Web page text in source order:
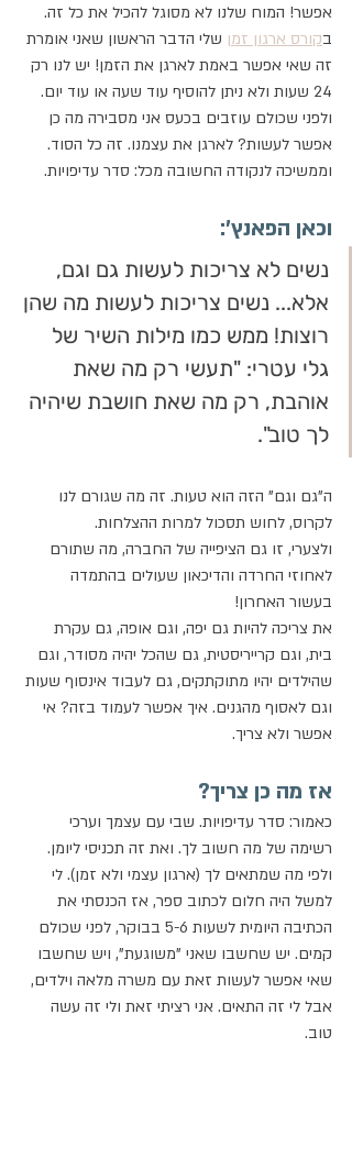
אפשר! המוח שלנו לא מסוגל להכיל את כל זה.
בקורס ארגון זמן שלי הדבר הראשון שאני אומרת
זה שאי אפשר באמת לארגן את הזמן! יש לנו רק
24 שעות ולא ניתן להוסיף עוד שעה או עוד יום.
ולפני שכולם עוזבים בכעס אני מסבירה מה כן
אפשר לעשות? לארגן את עצמנו. זה כל הסוד.
וממשיכה לנקודה החשובה מכל: סדר עדיפויות.
וכאן הפאנץ':
נשים לא צריכות לעשות גם וגם,
אלא... נשים צריכות לעשות מה שהן
רוצות! ממש כמו מילות השיר של
גלי עטרי: "תעשי רק מה שאת
אוהבת, רק מה שאת חושבת שיהיה
לך טוב".
ה"גם וגם" הזה הוא טעות. זה מה שגורם לנו
לקרוס, לחוש תסכול למרות ההצלחות.
ולצערי, זו גם הציפייה של החברה, מה שתורם
לאחוזי החרדה והדיכאון שעולים בהתמדה
בעשור האחרון!
את צריכה להיות גם יפה, וגם אופה, גם עקרת
בית, וגם קרייריסטית, גם שהכל יהיה מסודר, וגם
שהילדים יהיו מתוקתקים, גם לעבוד אינסוף שעות
וגם לאסוף מהגנים. איך אפשר לעמוד בזה? אי
אפשר ולא צריך.
אז מה כן צריך?
כאמור: סדר עדיפויות. שבי עם עצמך וערכי
רשימה של מה חשוב לך. ואת זה תכניסי ליומן.
ולפי מה שמתאים לך (ארגון עצמי ולא זמן). לי
למשל היה חלום לכתוב ספר, אז הכנסתי את
הכתיבה היומית לשעות 5-6 בבוקר, לפני שכולם
קמים. יש שחשבו שאני "משוגעת", ויש שחשבו
שאי אפשר לעשות זאת עם משרה מלאה וילדים,
אבל לי זה התאים. אני רציתי זאת ולי זה עשה
טוב.